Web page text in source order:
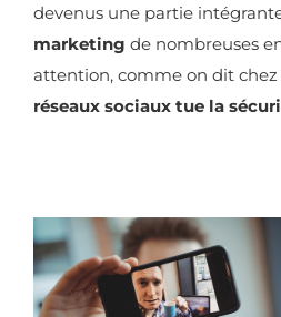
devenus une partie
marketing de nombreuses
attention, comme on dit chez
réseaux sociaux tue la